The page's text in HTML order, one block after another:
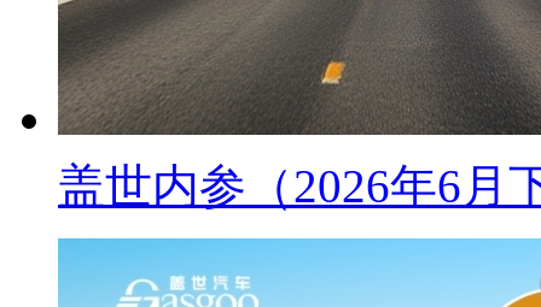
盖世内参（2026年6月